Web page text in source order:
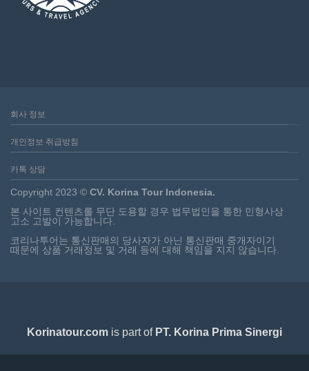
회사 정보
개인정보 취급방침
카톡 상담
Copyright 2023 © CV. Korina Tour Indonesia.
본 사이트 컨텐츠를 무단 도용할 경우 법무법인을 통한 민형사상
고소 고발이 가능합니다.
코리나투어는 통신판매의 당사자가 아닌 통신판매 중개자이기
때문에 상품 거래정보 및 거래 등에 대해 책임을 지지 않습니다.
Korinatour.com is part of PT. Korina Prima Sinergi